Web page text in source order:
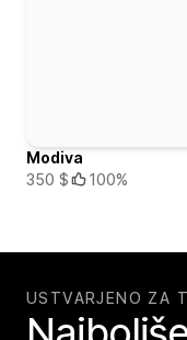
Modiva
350 $
100%
USTVARJENO ZA